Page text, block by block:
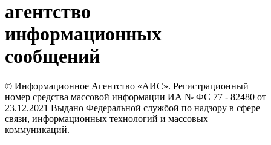
агентство
информационных
сообщений
© Информационное Агентство «АИС». Регистрационный
номер средства массовой информации ИА № ФС 77 - 82480 от
23.12.2021 Выдано Федеральной службой по надзору в сфере
связи, информационных технологий и массовых
коммуникаций.